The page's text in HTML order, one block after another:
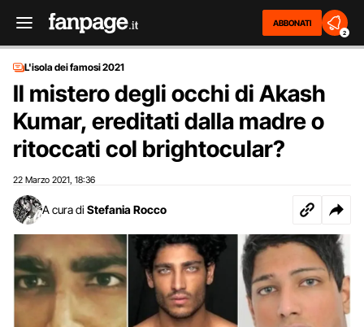
ABBONATI
2
L'isola dei famosi 2021
Il mistero degli occhi di Akash
Kumar, ereditati dalla madre o
ritoccati col brightocular?
22 Marzo 2021 18:36
A cura di Stefania Rocco